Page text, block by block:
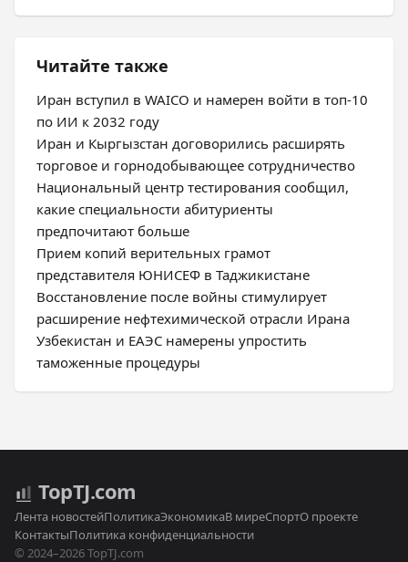
Читайте также
Иран вступил в WAICO и намерен войти в топ-10
по ИИ к 2032 году
Иран и Кыргызстан договорились расширять
торговое и горнодобывающее сотрудничество
Национальный центр тестирования сообщил,
какие специальности абитуриенты
предпочитают больше
Прием копий верительных грамот
представителя ЮНИСЕФ в Таджикистане
Восстановление после войны стимулирует
расширение нефтехимической отрасли Ирана
Узбекистан и ЕАЭС намерены упростить
таможенные процедуры
TopTJ.com
Лента новостейПолитикаЭкономикаВ миреСпортО проекте
КонтактыПолитика конфиденциальности
© 2024–2026 TopTJ.com